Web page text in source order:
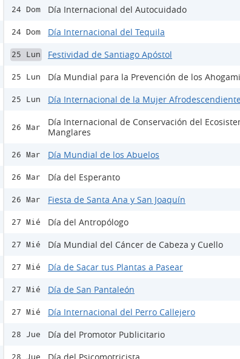
24 Dom Día Internacional del Autocuidado
24 Dom Día Internacional del Tequila
25 Lun Festividad de Santiago Apóstol
25 Lun Día Mundial para la Prevención de los
25 Lun Día Internacional de la Mujer
26 Mar
Día Internacional de Conservación del
Manglares
26 Mar Día Mundial de los Abuelos
26 Mar Día del Esperanto
26 Mar Fiesta de Santa Ana y San Joaquín
27 Mié Día del Antropólogo
27 Mié Día Mundial del Cáncer de Cabeza y Cuello
27 Mié Día de Sacar tus Plantas a Pasear
27 Mié Día de San Pantaleón
27 Mié Día Internacional del Perro Callejero
28 Jue Día del Promotor Publicitario
28 Jue